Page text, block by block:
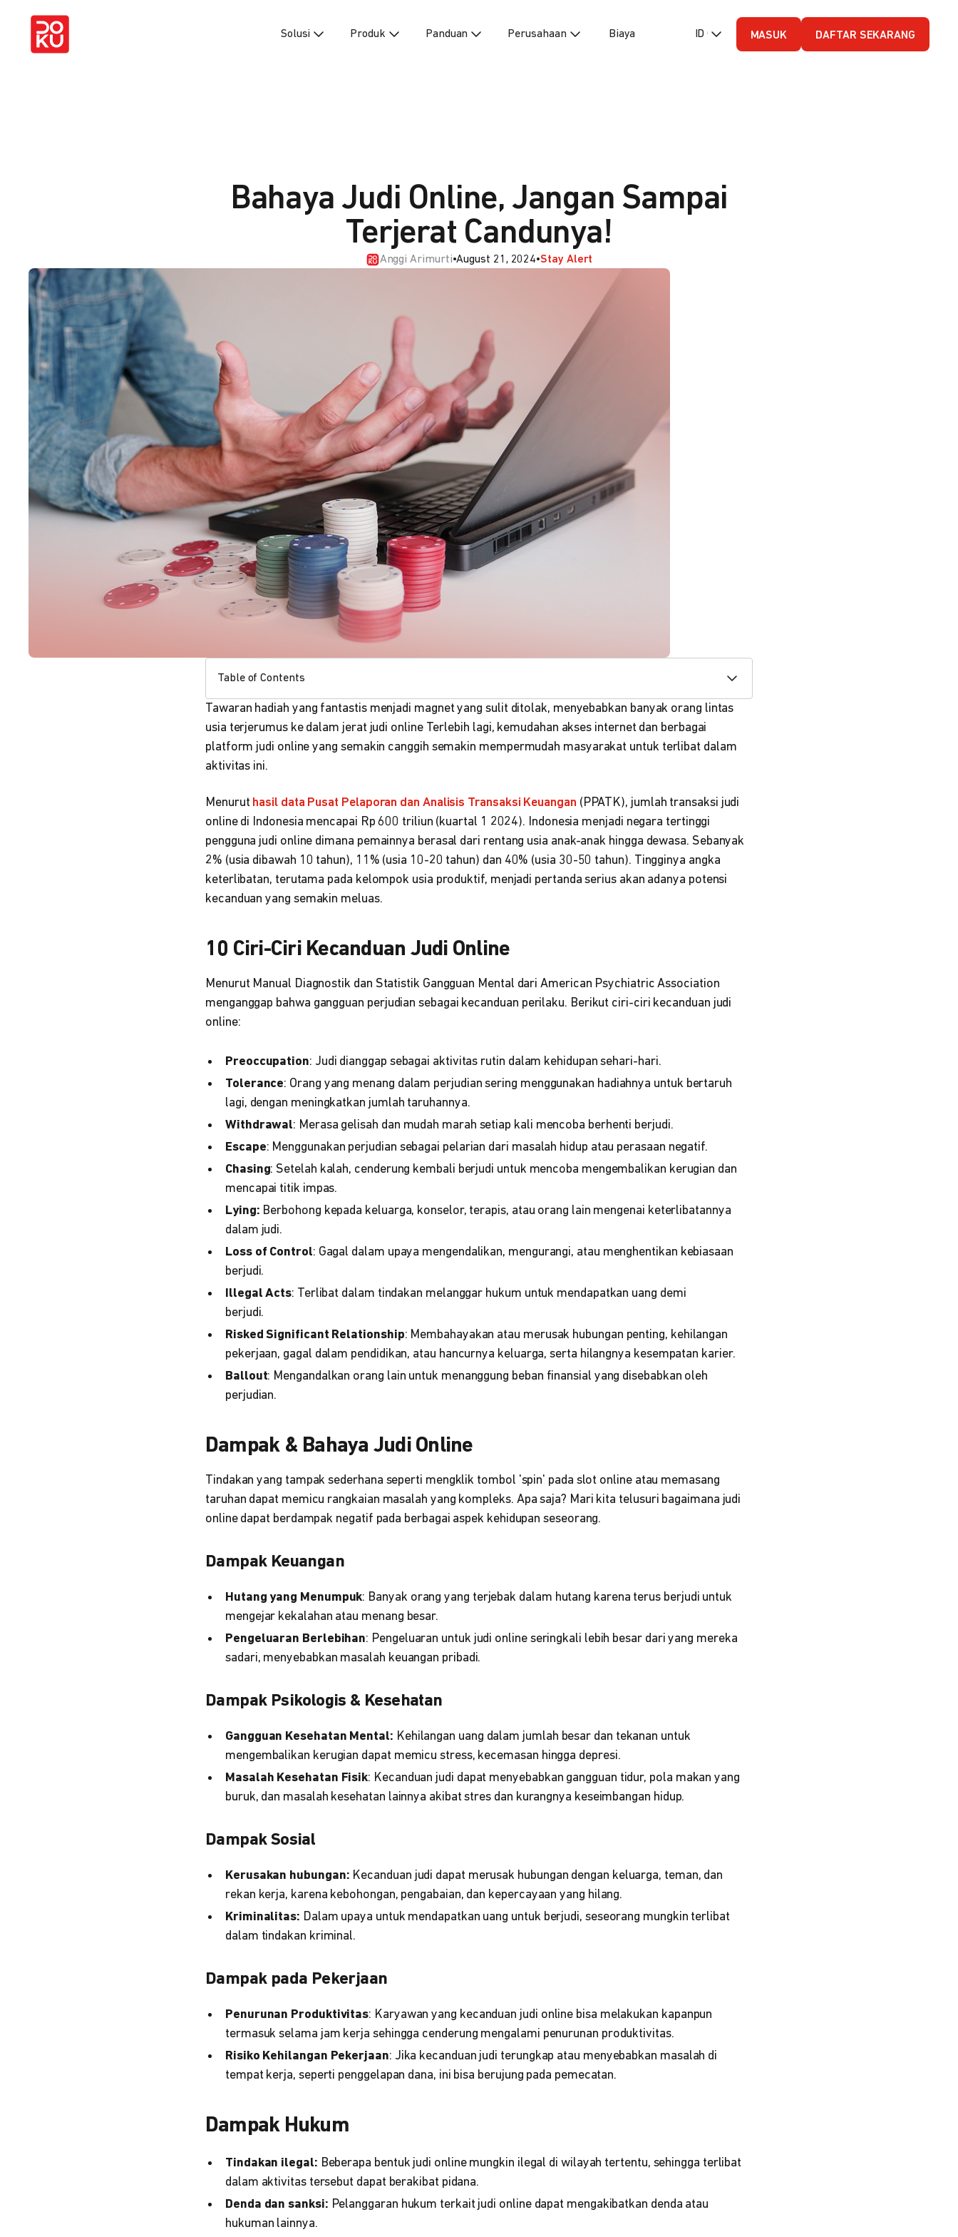
Solusi Produk Panduan Perusahaan Biaya ID (Bahasa Indonesia)
MASUK DAFTAR SEKARANG
Bahaya Judi Online, Jangan Sampai
Terjerat Candunya!
Anggi Arimurti•August 21, 2024•Stay Alert
Table of Contents
Tawaran hadiah yang fantastis menjadi magnet yang sulit ditolak, menyebabkan banyak orang lintas
usia terjerumus ke dalam jerat judi online Terlebih lagi, kemudahan akses internet dan berbagai
platform judi online yang semakin canggih semakin mempermudah masyarakat untuk terlibat dalam
aktivitas ini.
Menurut hasil data Pusat Pelaporan dan Analisis Transaksi Keuangan (PPATK), jumlah transaksi judi
online di Indonesia mencapai Rp 600 triliun (kuartal 1 2024). Indonesia menjadi negara tertinggi
pengguna judi online dimana pemainnya berasal dari rentang usia anak-anak hingga dewasa. Sebanyak
2% (usia dibawah 10 tahun), 11% (usia 10-20 tahun) dan 40% (usia 30-50 tahun). Tingginya angka
keterlibatan, terutama pada kelompok usia produktif, menjadi pertanda serius akan adanya potensi
kecanduan yang semakin meluas.
10 Ciri-Ciri Kecanduan Judi Online
Menurut Manual Diagnostik dan Statistik Gangguan Mental dari American Psychiatric Association
menganggap bahwa gangguan perjudian sebagai kecanduan perilaku. Berikut ciri-ciri kecanduan judi
online:
Preoccupation: Judi dianggap sebagai aktivitas rutin dalam kehidupan sehari-hari.
Tolerance: Orang yang menang dalam perjudian sering menggunakan hadiahnya untuk bertaruh
lagi, dengan meningkatkan jumlah taruhannya.
Withdrawal: Merasa gelisah dan mudah marah setiap kali mencoba berhenti berjudi.
Escape: Menggunakan perjudian sebagai pelarian dari masalah hidup atau perasaan negatif.
Chasing: Setelah kalah, cenderung kembali berjudi untuk mencoba mengembalikan kerugian dan
mencapai titik impas.
Lying: Berbohong kepada keluarga, konselor, terapis, atau orang lain mengenai keterlibatannya
dalam judi.
Loss of Control: Gagal dalam upaya mengendalikan, mengurangi, atau menghentikan kebiasaan
berjudi.
Illegal Acts: Terlibat dalam tindakan melanggar hukum untuk mendapatkan uang demi
berjudi.
Risked Significant Relationship: Membahayakan atau merusak hubungan penting, kehilangan
pekerjaan, gagal dalam pendidikan, atau hancurnya keluarga, serta hilangnya kesempatan karier.
Ballout: Mengandalkan orang lain untuk menanggung beban finansial yang disebabkan oleh
perjudian.
Dampak & Bahaya Judi Online
Tindakan yang tampak sederhana seperti mengklik tombol 'spin' pada slot online atau memasang
taruhan dapat memicu rangkaian masalah yang kompleks. Apa saja? Mari kita telusuri bagaimana judi
online dapat berdampak negatif pada berbagai aspek kehidupan seseorang.
Dampak Keuangan
Hutang yang Menumpuk: Banyak orang yang terjebak dalam hutang karena terus berjudi untuk
mengejar kekalahan atau menang besar.
Pengeluaran Berlebihan: Pengeluaran untuk judi online seringkali lebih besar dari yang mereka
sadari, menyebabkan masalah keuangan pribadi.
Dampak Psikologis & Kesehatan
Gangguan Kesehatan Mental: Kehilangan uang dalam jumlah besar dan tekanan untuk
mengembalikan kerugian dapat memicu stress, kecemasan hingga depresi.
Masalah Kesehatan Fisik: Kecanduan judi dapat menyebabkan gangguan tidur, pola makan yang
buruk, dan masalah kesehatan lainnya akibat stres dan kurangnya keseimbangan hidup.
Dampak Sosial
Kerusakan hubungan: Kecanduan judi dapat merusak hubungan dengan keluarga, teman, dan
rekan kerja, karena kebohongan, pengabaian, dan kepercayaan yang hilang.
Kriminalitas: Dalam upaya untuk mendapatkan uang untuk berjudi, seseorang mungkin terlibat
dalam tindakan kriminal.
Dampak pada Pekerjaan
Penurunan Produktivitas: Karyawan yang kecanduan judi online bisa melakukan kapanpun
termasuk selama jam kerja sehingga cenderung mengalami penurunan produktivitas.
Risiko Kehilangan Pekerjaan: Jika kecanduan judi terungkap atau menyebabkan masalah di
tempat kerja, seperti penggelapan dana, ini bisa berujung pada pemecatan.
Dampak Hukum
Tindakan ilegal: Beberapa bentuk judi online mungkin ilegal di wilayah tertentu, sehingga terlibat
dalam aktivitas tersebut dapat berakibat pidana.
Denda dan sanksi: Pelanggaran hukum terkait judi online dapat mengakibatkan denda atau
hukuman lainnya.